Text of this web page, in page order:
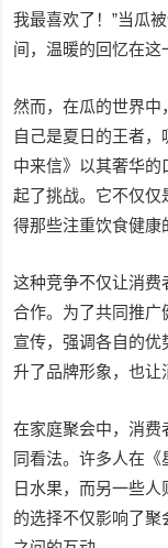
我最喜欢了！”当瓜
间，温暖的回忆在这
然而，在瓜的世界中
自己是夏日的王者
中来信》以其奢华
起了挑战。它不仅仅
得那些注重饮食健康
这种竞争不仅让消费
合作。为了共同推广
宣传，强调各自的
升了品牌形象，也让
在家庭聚会中，消费
同看法。许多人在
日水果，而另一些
的选择不仅影响了聚